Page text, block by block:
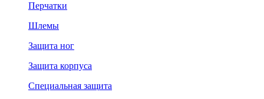
Перчатки
Шлемы
Защита ног
Защита корпуса
Специальная защита